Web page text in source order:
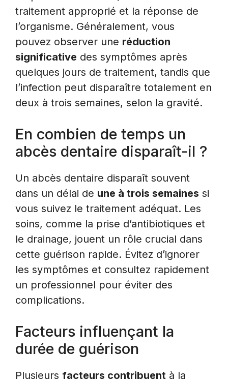
traitement approprié et la réponse de
l’organisme. Généralement, vous
pouvez observer une réduction
significative des symptômes après
quelques jours de traitement, tandis que
l’infection peut disparaître totalement en
deux à trois semaines, selon la gravité.
En combien de temps un
abcès dentaire disparaît-il ?
Un abcès dentaire disparaît souvent
dans un délai de une à trois semaines si
vous suivez le traitement adéquat. Les
soins, comme la prise d’antibiotiques et
le drainage, jouent un rôle crucial dans
cette guérison rapide. Évitez d’ignorer
les symptômes et consultez rapidement
un professionnel pour éviter des
complications.
Facteurs influençant la
durée de guérison
Plusieurs facteurs contribuent à la